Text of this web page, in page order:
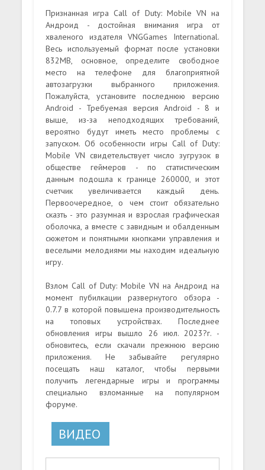
Признанная игра Call of Duty: Mobile VN на
Андроид - достойная внимания игра от
хваленого издателя VNGGames International.
Весь используемый формат после установки
832MB, основное, определите свободное
место на телефоне для благоприятной
автозагрузки выбранного приложения.
Пожалуйста, установите последнюю версию
Android - Требуемая версия Android - 8 и
выше, из-за неподходящих требований,
вероятно будут иметь место проблемы с
запуском. Об особенности игры Call of Duty:
Mobile VN свидетельствует число зугрузок в
обществе геймеров - по статистическим
данным подошла к границе 260000, и этот
счетчик увеличивается каждый день.
Первоочередное, о чем стоит обязательно
сказть - это разумная и взрослая графическая
оболочка, а вместе с завидным и обалденным
сюжетом и понятными кнопками управления и
веселыми мелодиями мы находим идеальную
игру.
Взлом Call of Duty: Mobile VN на Андроид на
момент пубилкации развернутого обзора -
0.7.7 в которой повышена производительность
на топовых устройствах. Последнее
обновления игры вышло 26 июл. 2023?г. -
обновитесь, если скачали прежнюю версию
приложения. Не забывайте регулярно
посещать наш каталог, чтобы первыми
получить легендарные игры и программы
специально взломанные на популярном
форуме.
ВИДЕО